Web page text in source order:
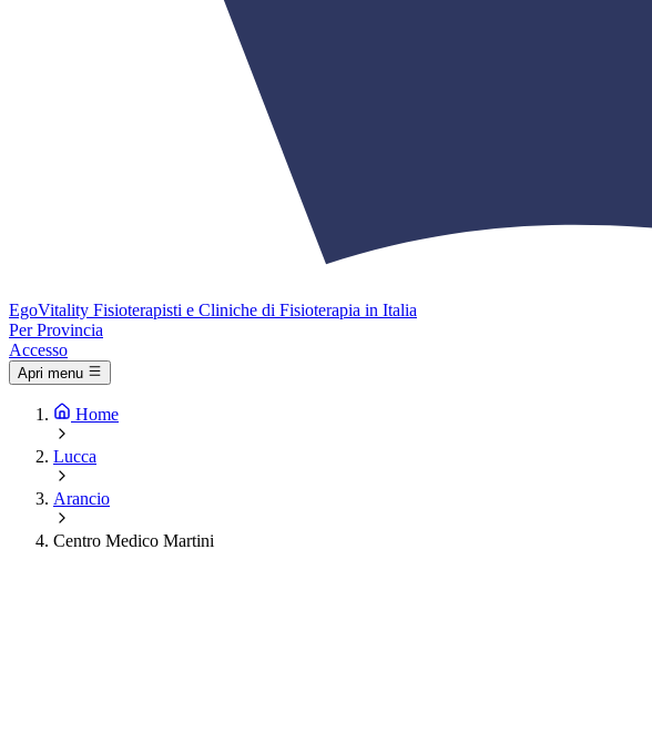
EgoVitality Fisioterapisti e Cliniche di Fisioterapia in Italia
Per Provincia
Accesso
Apri menu
Home
Lucca
Arancio
Centro Medico Martini